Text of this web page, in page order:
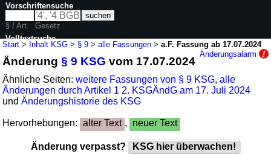
Start > Inhalt KSG > § 9 >alle Fassungen >a.F. Fassung ab 17.07.2024
Änderungsalarm
Änderung§ 9 KSG vom 17.07.2024
Ähnliche Seiten:weitere Fassungen von § 9 KSG,alle
Änderungen durch Artikel 1 2. KSGÄndG am 17. Juli 2024
undÄnderungshistorie des KSG
Hervorhebungen: alter Text , neuer Text
Änderung verpasst? KSG hier überwachen!
Vorschriftensuche
§ / Art.
Gesetz
Volltextsuche
nur in KSG